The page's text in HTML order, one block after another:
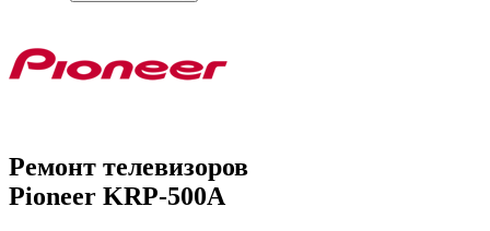
Ремонт телевизоров
Pioneer KRP-500A